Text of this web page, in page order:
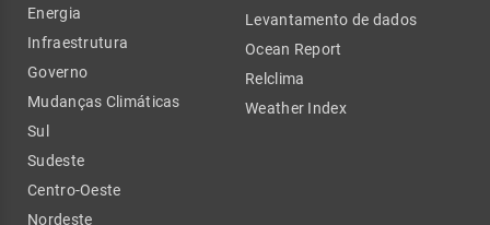
Energia
Infraestrutura
Governo
Mudanças Climáticas
Sul
Sudeste
Centro-Oeste
Nordeste
Levantamento de dados
Ocean Report
Relclima
Weather Index